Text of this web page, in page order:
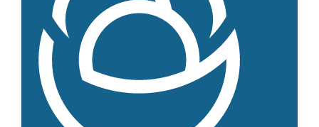
Unsere Marken-Familie